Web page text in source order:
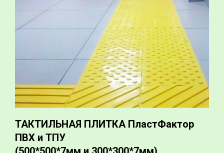
ТАКТИЛЬНАЯ ПЛИТКА ПластФактор
ПВХ и ТПУ